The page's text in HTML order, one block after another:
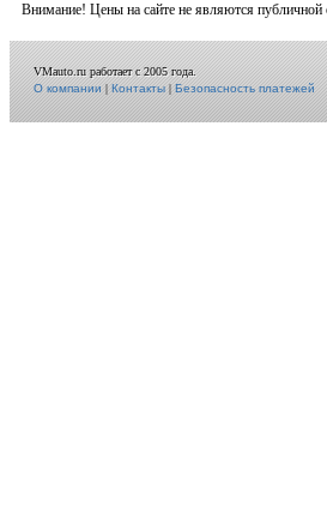
Внимание! Цены на сайте не являются публичной
VMauto.ru работает с 2005 года.
О компании|Контакты|Безопасность платежей